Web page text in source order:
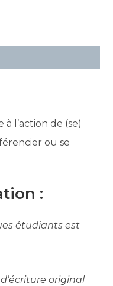
l’action de (se)
ou se
:
étudiants est
original